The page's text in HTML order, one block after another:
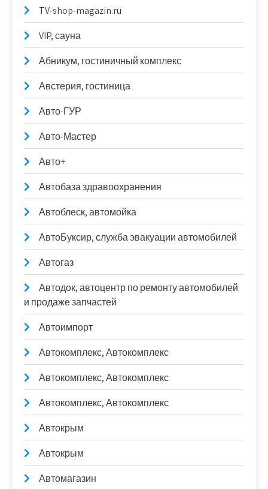
TV-shop-magazin.ru
VIP, сауна
Абникум, гостиничный комплекс
Австерия, гостиница
Авто-ГУР
Авто-Мастер
Авто+
Автобаза здравоохранения
Автоблеск, автомойка
АвтоБуксир, служба эвакуации автомобилей
Автогаз
Автодок, автоцентр по ремонту автомобилей
и продаже запчастей
Автоимпорт
Автокомплекс, Автокомплекс
Автокомплекс, Автокомплекс
Автокомплекс, Автокомплекс
Автокрым
Автокрым
Автомагазин